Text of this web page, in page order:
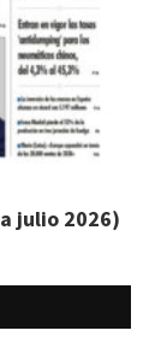
julio 2026)